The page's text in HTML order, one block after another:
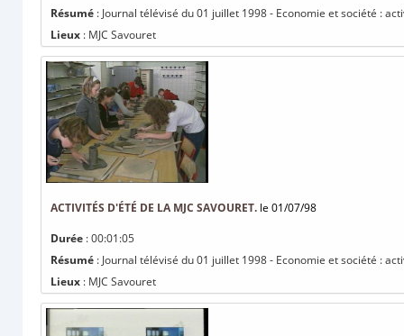
Résumé : Journal télévisé du 01 juillet 1998 - Economie et société :
Lieux : MJC Savouret
ACTIVITÉS D'ÉTÉ DE LA MJC SAVOURET. le 01/07/98
Durée : 00:01:05
Résumé : Journal télévisé du 01 juillet 1998 - Economie et société :
Lieux : MJC Savouret